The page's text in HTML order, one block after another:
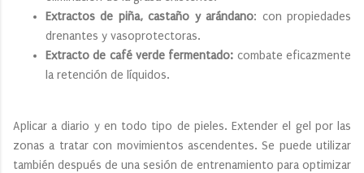
Extractos de piña, castaño y arándano: con propiedades
drenantes y vasoprotectoras.
Extracto de café verde fermentado: combate eficazmente
la retención de líquidos.
Aplicar a diario y en todo tipo de pieles. Extender el gel por las
zonas a tratar con movimientos ascendentes. Se puede utilizar
también después de una sesión de entrenamiento para optimizar